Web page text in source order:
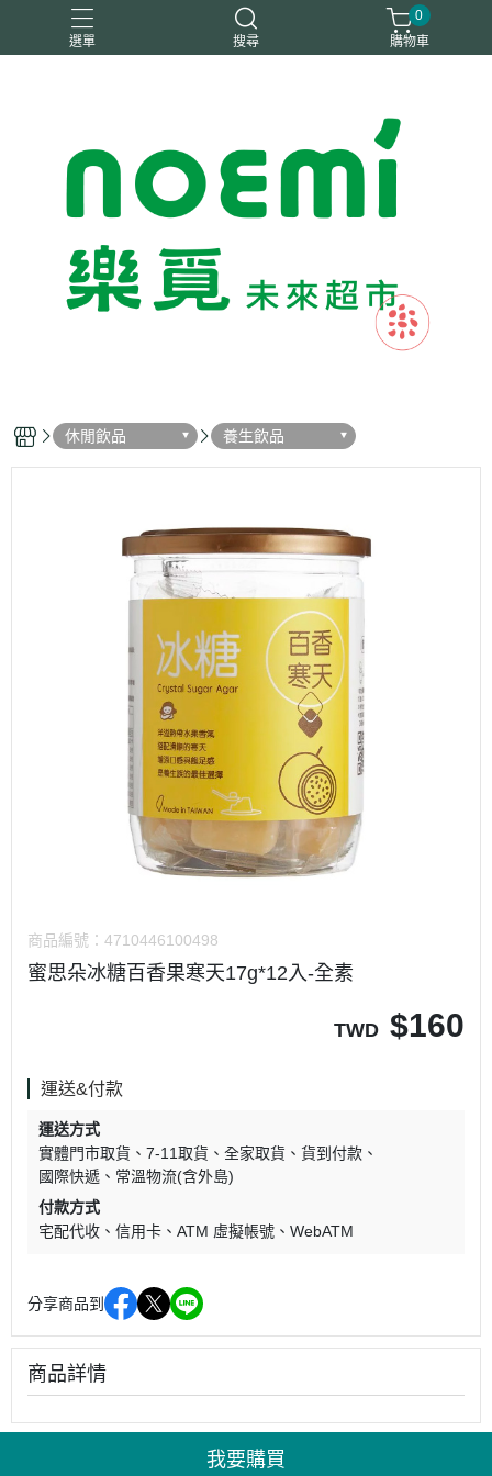
選單 搜尋
0
購物車
休閒飲品 養生飲品
商品編號： 4710446100498
蜜思朵冰糖百香果寒天17g*12入-全素
TWD $160
運送&付款
運送方式
實體門市取貨
7-11取貨 全家取貨
貨到付款
國際快遞
常溫物流(含外島)
付款方式
宅配代收
信用卡 ATM 虛擬帳號 WebATM
分享商品到
商品詳情
我要購買